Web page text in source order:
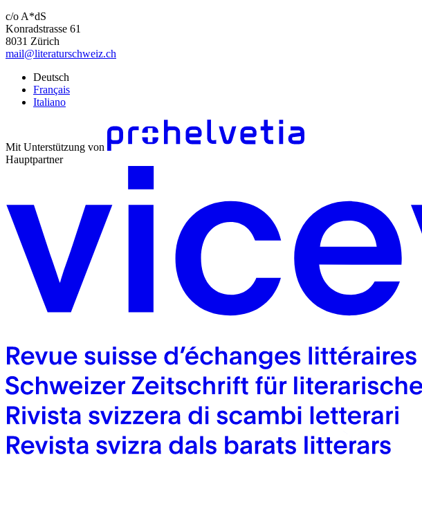
c/o A*dS
Konradstrasse 61
8031 Zürich
mail@literaturschweiz.ch
Deutsch
Français
Italiano
Mit Unterstützung von
Hauptpartner